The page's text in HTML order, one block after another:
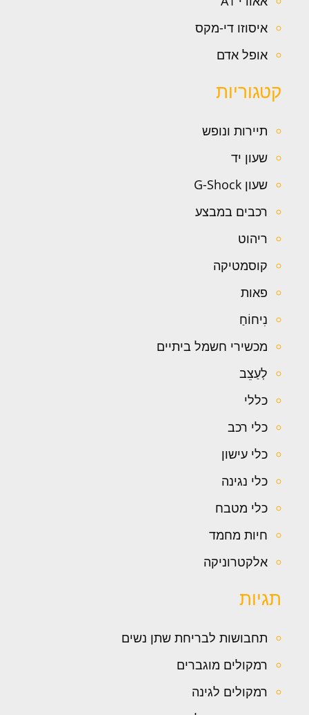
איסוזו די-מקס
אופל אדם
קטגוריות
תיירות ונופש
שעון יד
שעון G-Shock
רכבים במבצע
ריהוט
קוסמטיקה
פאות
נִיחוֹחַ
מכשירי חשמל ביתיים
לְעַצֵב
כללי
כלי רכב
כלי עישון
כלי נגינה
כלי מטבח
חיות מחמד
אלקטרוניקה
תגיות
תחבושות לבריחת שתן נשים
רמקולים מוגברים
רמקולים לגינה